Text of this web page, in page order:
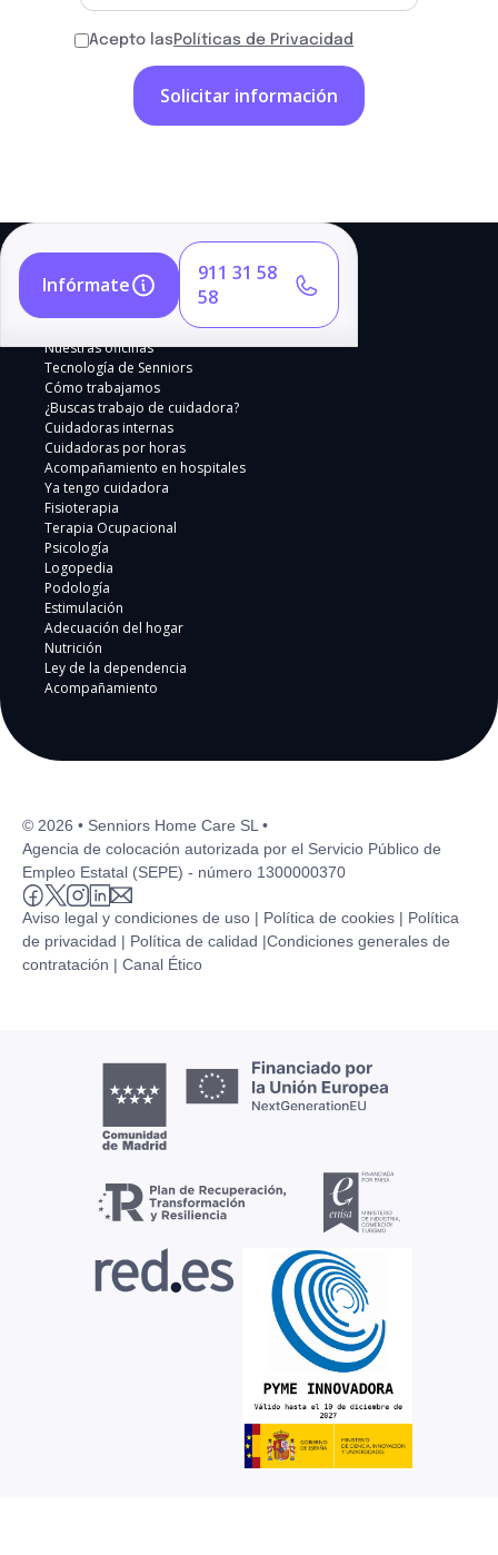
Acepto las Políticas de Privacidad
Infórmate
911 31 58
58
Nuestras oficinas
Tecnología de Senniors
Cómo trabajamos
¿Buscas trabajo de cuidadora?
Cuidadoras internas
Cuidadoras por horas
Acompañamiento en hospitales
Ya tengo cuidadora
Fisioterapia
Terapia Ocupacional
Psicología
Logopedia
Podología
Estimulación
Adecuación del hogar
Nutrición
Ley de la dependencia
Acompañamiento
© 2026 • Senniors Home Care SL •
Agencia de colocación autorizada por el Servicio Público de
Empleo Estatal (SEPE) - número 1300000370
Aviso legal y condiciones de uso | Política de cookies | Política
de privacidad | Política de calidad |Condiciones generales de
contratación | Canal Ético